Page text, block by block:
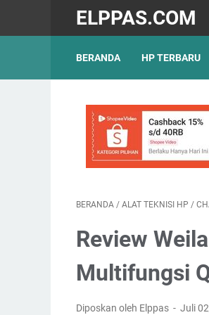
ELPPAS.COM
BERANDA HP TERBARU
BERANDA / ALAT TEKNISI HP /
Review
Multifungsi
Diposkan oleh Elppas Juli